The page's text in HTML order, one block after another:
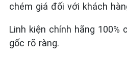
chém giá đối với khách
Linh kiện chính hãng 100%
gốc rõ ràng.